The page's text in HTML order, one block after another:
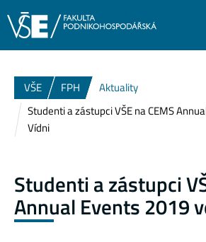
VŠE FPH
Aktuality
Studenti a zástupci VŠE na CEMS
Vídni
Studenti a zástupci
Annual Events 2019